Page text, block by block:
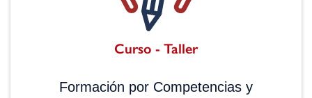
Curso - Taller
Formación por Competencias y